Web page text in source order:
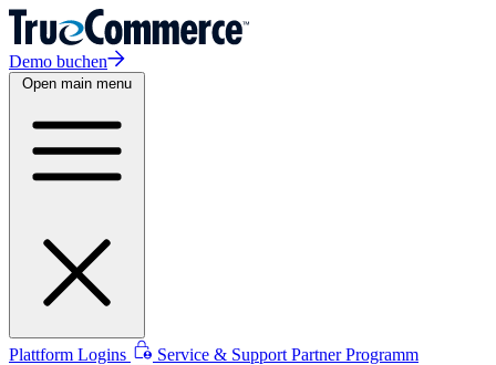
Demo buchen
Open main menu
Plattform Logins Service & Support Partner Programm